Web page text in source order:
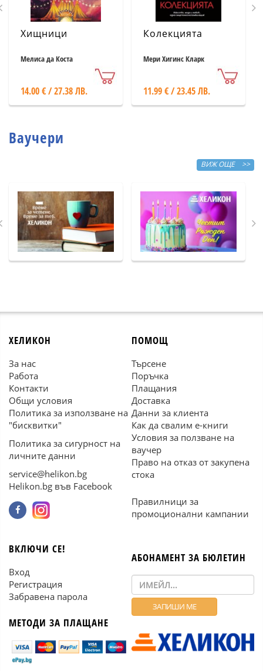
Хищници
Мелиса да Коста
14.00 € / 27.38 ЛВ.
Колекцията
Мери Хигинс Кларк
11.99 € / 23.45 ЛВ.
Ваучери
ВИЖ ОЩЕ >>
ХЕЛИКОН
За нас
Работа
Контакти
Общи условия
Политика за използване на
"бисквитки"
Политика за сигурност на
личните данни
service@helikon.bg
Helikon.bg във Facebook
ПОМОЩ
Търсене
Поръчка
Плащания
Доставка
Данни за клиента
Как да свалим е-книги
Условия за ползване на
ваучер
Право на отказ от закупена
стока
Правилници за
промоционални кампании
ВКЛЮЧИ СЕ!
Вход
Регистрация
Забравена парола
МЕТОДИ ЗА ПЛАЩАНЕ
АБОНАМЕНТ ЗА БЮЛЕТИН